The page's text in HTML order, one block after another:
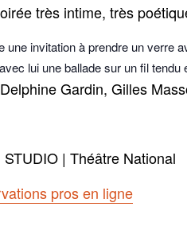
très intime, très
une invitation à prendre un verre
lui une ballade sur un fil
Delphine Gardin, Gilles
STUDIO | Théâtre National
pros en ligne